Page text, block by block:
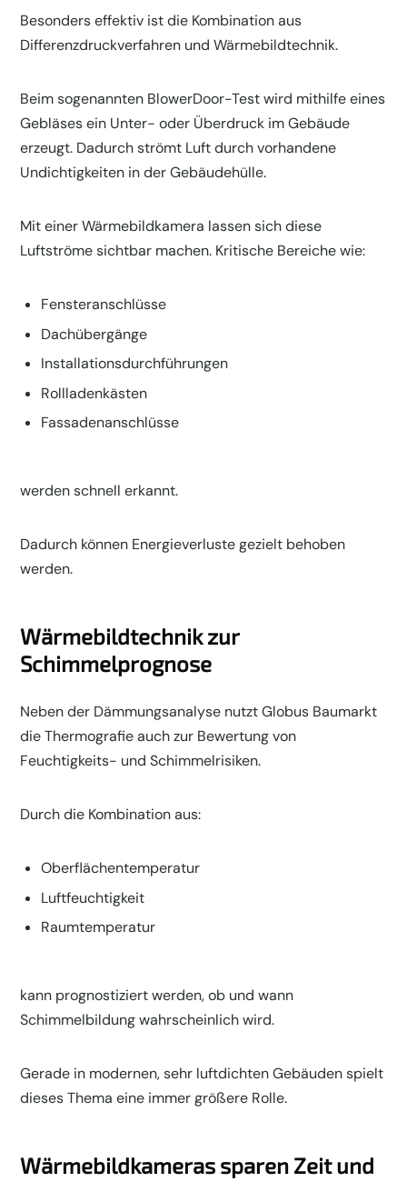
Besonders effektiv ist die Kombination aus
Differenzdruckverfahren und Wärmebildtechnik.
Beim sogenannten BlowerDoor-Test wird mithilfe eines
Gebläses ein Unter- oder Überdruck im Gebäude
erzeugt. Dadurch strömt Luft durch vorhandene
Undichtigkeiten in der Gebäudehülle.
Mit einer Wärmebildkamera lassen sich diese
Luftströme sichtbar machen. Kritische Bereiche wie:
Fensteranschlüsse
Dachübergänge
Installationsdurchführungen
Rollladenkästen
Fassadenanschlüsse
werden schnell erkannt.
Dadurch können Energieverluste gezielt behoben
werden.
Wärmebildtechnik zur
Schimmelprognose
Neben der Dämmungsanalyse nutzt Globus Baumarkt
die Thermografie auch zur Bewertung von
Feuchtigkeits- und Schimmelrisiken.
Durch die Kombination aus:
Oberflächentemperatur
Luftfeuchtigkeit
Raumtemperatur
kann prognostiziert werden, ob und wann
Schimmelbildung wahrscheinlich wird.
Gerade in modernen, sehr luftdichten Gebäuden spielt
dieses Thema eine immer größere Rolle.
Wärmebildkameras sparen Zeit und